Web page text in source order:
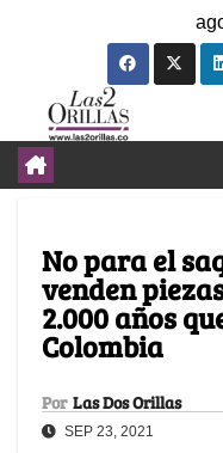
No para el
venden
2.000 años
Colombia
Por Las Dos Orillas
SEP 23, 2021